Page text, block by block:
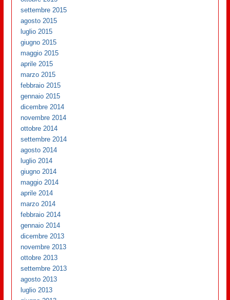
settembre 2015
agosto 2015
luglio 2015
giugno 2015
maggio 2015
aprile 2015
marzo 2015
febbraio 2015
gennaio 2015
dicembre 2014
novembre 2014
ottobre 2014
settembre 2014
agosto 2014
luglio 2014
giugno 2014
maggio 2014
aprile 2014
marzo 2014
febbraio 2014
gennaio 2014
dicembre 2013
novembre 2013
ottobre 2013
settembre 2013
agosto 2013
luglio 2013